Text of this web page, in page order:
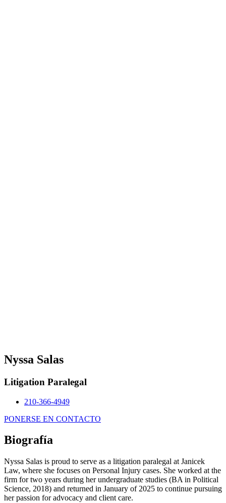
Nyssa Salas
Litigation Paralegal
210-366-4949
PONERSE EN CONTACTO
Biografía
Nyssa Salas is proud to serve as a litigation paralegal at Janicek
Law, where she focuses on Personal Injury cases. She worked at the
firm for two years during her undergraduate studies (BA in Political
Science, 2018) and returned in January of 2025 to continue pursuing
her passion for advocacy and client care.